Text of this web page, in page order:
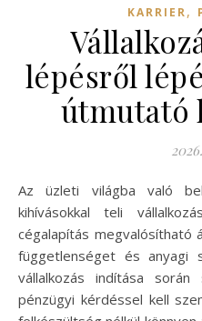
KARRIER,
lépésről
útmutató
Az üzleti világba való belépés izgalmas, ugyanakkor
kihívásokkal teli
cégalapítás megvalósítható
függetlenséget és anyagi
vállalkozás indítása
pénzügyi kérdéssel kell